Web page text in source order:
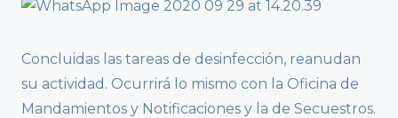
Concluidas las tareas de desinfección, reanudan
su actividad. Ocurrirá lo mismo con la Oficina de
Mandamientos y Notificaciones y la de Secuestros.